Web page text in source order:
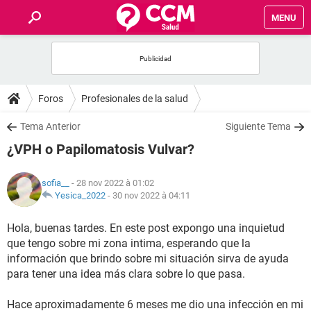
MENU
FORUMS
SALUD
FAMILIA
NUTRICIÓN
BIENESTAR
SEXUALIDAD
GLOSARIO
Foros Profesionales de la salud
Tema Anterior Siguiente Tema
¿VPH o Papilomatosis Vulvar?
sofia__
- 28 nov 2022 à 01:02
Yesica_2022 - 30 nov 2022 à 04:11
Hola, buenas tardes. En este post expongo una inquietud
que tengo sobre mi zona intima, esperando que la
información que brindo sobre mi situación sirva de ayuda
para tener una idea más clara sobre lo que pasa.
Hace aproximadamente 6 meses me dio una infección en mi